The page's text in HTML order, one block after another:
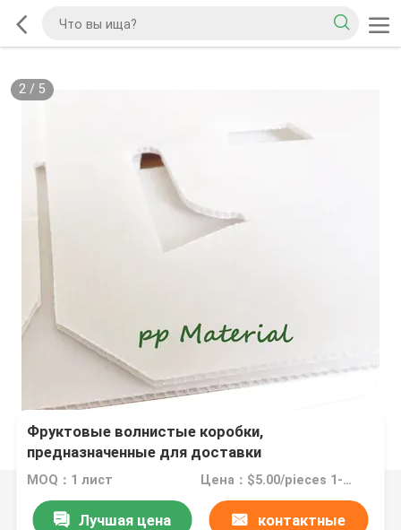
2/ 5
Фруктовые волнистые коробки,
предназначенные для доставки
MOQ：1 лист Цена：$5.00/pieces 1-1999 pieces
Лучшая цена контактные